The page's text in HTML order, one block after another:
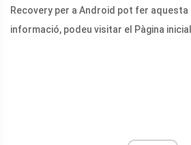
Recovery per a Android pot fer
informació, podeu visitar el Pàgina